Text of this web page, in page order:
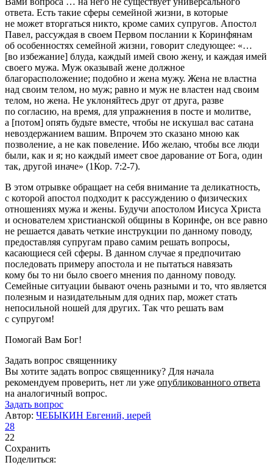
ответа. Есть такие сферы семейной жизни, в которые
не может вторгаться никто, кроме самих супругов. Апостол
Павел, рассуждая в своем Первом послании к Коринфянам
об особенностях семейной жизни, говорит следующее: «…
[во избежание] блуда, каждый имей свою жену, и каждая имей
своего мужа. Муж оказывай жене должное
благорасположение; подобно и жена мужу. Жена не властна
над своим телом, но муж; равно и муж не властен над своим
телом, но жена. Не уклоняйтесь друг от друга, разве
по согласию, на время, для упражнения в посте и молитве,
а [потом] опять будьте вместе, чтобы не искушал вас сатана
невоздержанием вашим. Впрочем это сказано мною как
позволение, а не как повеление. Ибо желаю, чтобы все люди
были, как и я; но каждый имеет свое дарование от Бога, один
так, другой иначе» (1Кор. 7:2-7).
В этом отрывке обращает на себя внимание та деликатность,
с которой апостол подходит к рассуждению о физических
отношениях мужа и жены. Будучи апостолом Иисуса Христа
и основателем христианской общины в Коринфе, он все равно
не решается давать четкие инструкции по данному поводу,
предоставляя супругам право самим решать вопросы,
касающиеся сей сферы. В данном случае я предпочитаю
последовать примеру апостола и не пытаться навязать
кому бы то ни было своего мнения по данному поводу.
Семейные ситуации бывают очень разными и то, что является
полезным и назидательным для одних пар, может стать
непосильной ношей для других. Так что решать вам
с супругом!
Помогай Вам Бог!
Задать вопрос священнику
Вы хотите задать вопрос священнику? Для начала
рекомендуем проверить, нет ли уже опубликованного ответа
на аналогичный вопрос.
Задать вопрос
Автор: ЧЕБЫКИН Евгений, иерей
28
22
Сохранить
Поделиться: